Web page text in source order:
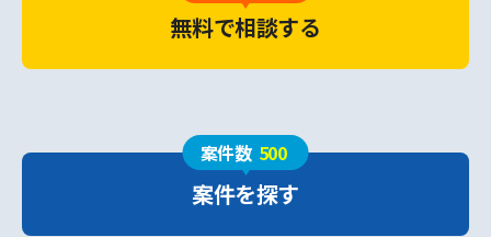
無料で相談する
案件数 500
案件を探す